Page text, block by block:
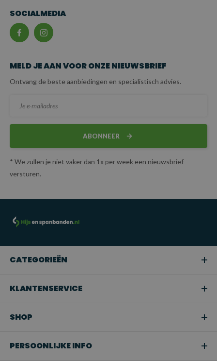
SOCIALMEDIA
MELD JE AAN VOOR ONZE NIEUWSBRIEF
Ontvang de beste aanbiedingen en specialistisch advies.
ABONNEER
* We zullen je niet vaker dan 1x per week een nieuwsbrief
versturen.
CATEGORIEËN
KLANTENSERVICE
SHOP
PERSOONLIJKE INFO